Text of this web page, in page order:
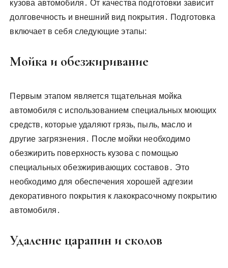
кузова автомобиля․ От качества подготовки зависит
долговечность и внешний вид покрытия․ Подготовка
включает в себя следующие этапы:
Мойка и обезжиривание
Первым этапом является тщательная мойка
автомобиля с использованием специальных моющих
средств‚ которые удаляют грязь‚ пыль‚ масло и
другие загрязнения․ После мойки необходимо
обезжирить поверхность кузова с помощью
специальных обезжиривающих составов․ Это
необходимо для обеспечения хорошей адгезии
декоративного покрытия к лакокрасочному покрытию
автомобиля․
Удаление царапин и сколов